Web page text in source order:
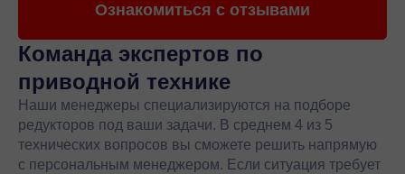
Ознакомиться с отзывами
Команда экспертов по
приводной технике
Наши менеджеры специализируются на подборе
редукторов под ваши задачи. В среднем 4 из 5
технических вопросов вы сможете решить напрямую
с персональным менеджером. Если ситуация требует